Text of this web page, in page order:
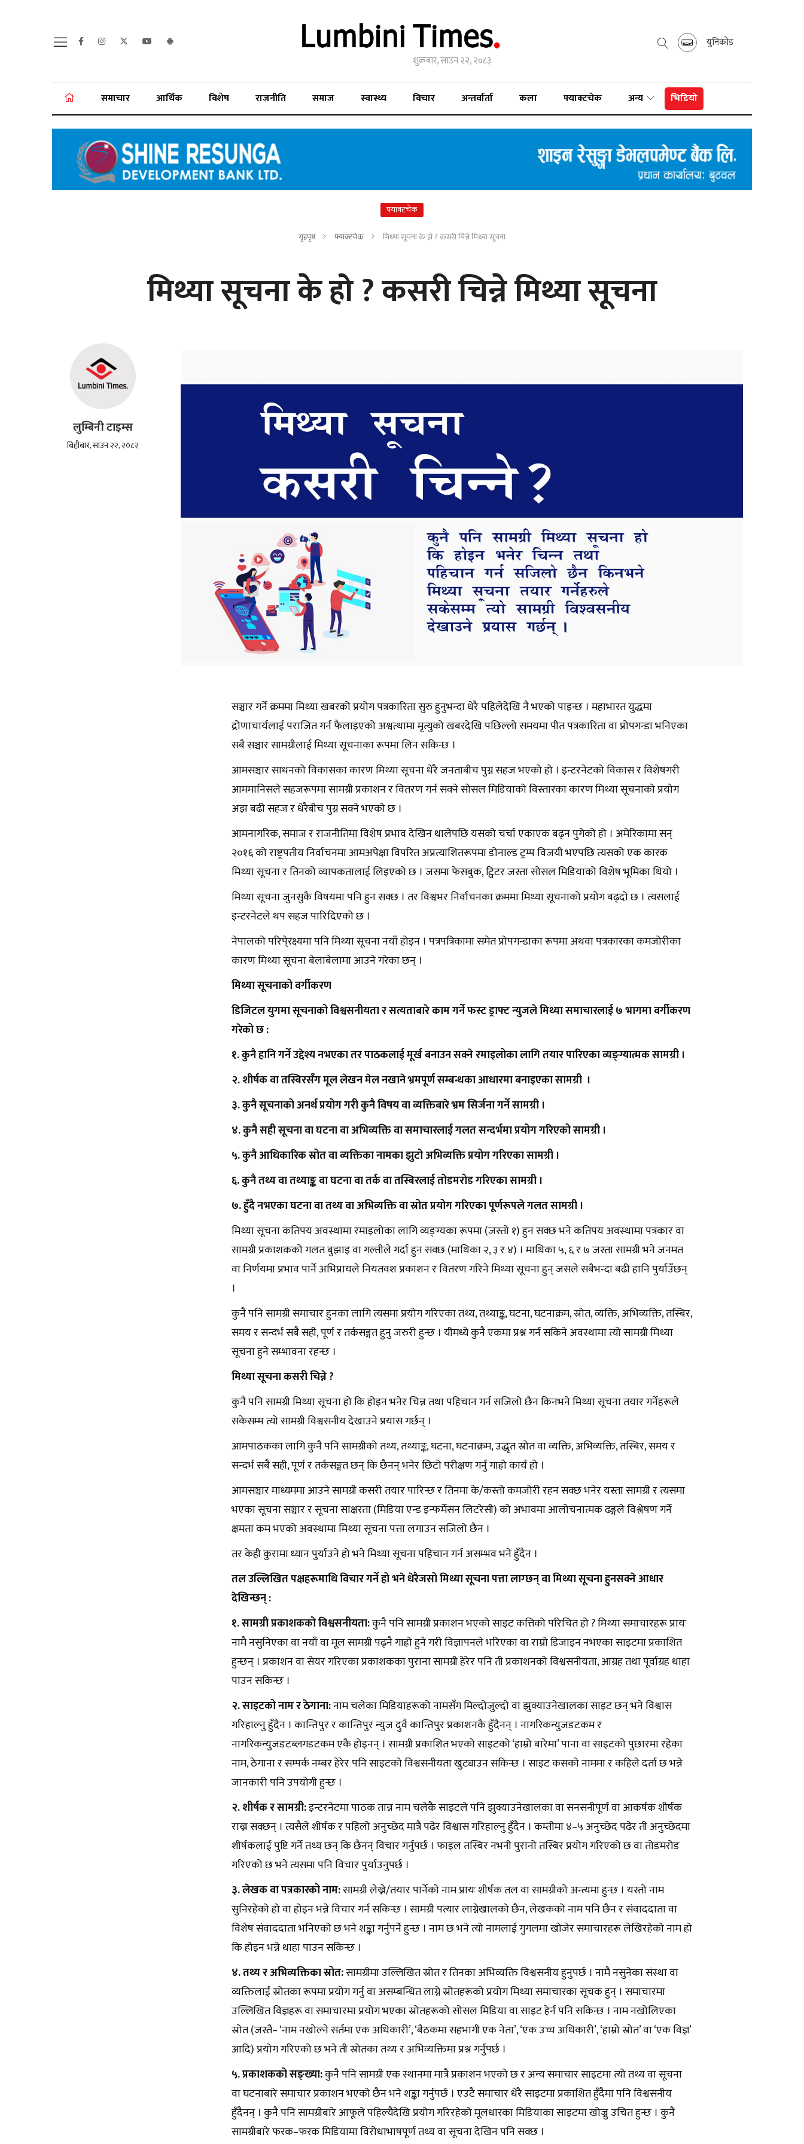
शुक्रबार, साउन २२, २०८३
युनिकोड
समाचार आर्थिक विशेष राजनीति समाज स्वास्थ्य विचार अन्तर्वार्ता कला फ्याक्टचेक अन्य भिडियो
फ्याक्टचेक
गृहपृष्ठ फ्याक्टचेक मिथ्या सूचना के हो ? कसरी चिन्ने मिथ्या सूचना
मिथ्या सूचना के हो ? कसरी चिन्ने मिथ्या सूचना
लुम्बिनी टाइम्स
बिहीबार, साउन २२, २०८२
सञ्चार गर्ने क्रममा मिथ्या खबरको प्रयोग पत्रकारिता सुरु हुनुभन्दा धेरै पहिलेदेखि नै भएको पाइन्छ । महाभारत युद्धमा
द्रोणाचार्यलाई पराजित गर्न फैलाइएको अश्वत्थामा मृत्युको खबरदेखि पछिल्लो समयमा पीत पत्रकारिता वा प्रोपगन्डा भनिएका
सबै सञ्चार सामग्रीलाई मिथ्या सूचनाका रूपमा लिन सकिन्छ ।
आमसञ्चार साधनको विकासका कारण मिथ्या सूचना धेरै जनताबीच पुग्न सहज भएको हो । इन्टरनेटको विकास र विशेषगरी
आममानिसले सहजरूपमा सामग्री प्रकाशन र वितरण गर्न सक्ने सोसल मिडियाको विस्तारका कारण मिथ्या सूचनाको प्रयोग
अझ बढी सहज र धेरैबीच पुग्न सक्ने भएको छ ।
आमनागरिक, समाज र राजनीतिमा विशेष प्रभाव देखिन थालेपछि यसको चर्चा एकाएक बढ्न पुगेको हो । अमेरिकामा सन्
२०१६ को राष्ट्रपतीय निर्वाचनमा आमअपेक्षा विपरित अप्रत्याशितरूपमा डोनाल्ड ट्रम्प विजयी भएपछि त्यसको एक कारक
मिथ्या सूचना र तिनको व्यापकतालाई लिइएको छ । जसमा फेसबुक, ट्विटर जस्ता सोसल मिडियाको विशेष भूमिका थियो ।
मिथ्या सूचना जुनसुकै विषयमा पनि हुन सक्छ । तर विश्वभर निर्वाचनका क्रममा मिथ्या सूचनाको प्रयोग बढ्दो छ । त्यसलाई
इन्टरनेटले थप सहज पारिदिएको छ ।
नेपालको परिपे्रक्ष्यमा पनि मिथ्या सूचना नयाँ होइन । पत्रपत्रिकामा समेत प्रोपगन्डाका रूपमा अथवा पत्रकारका कमजोरीका
कारण मिथ्या सूचना बेलाबेलामा आउने गरेका छन् ।
मिथ्या सूचनाको वर्गीकरण
डिजिटल युगमा सूचनाको विश्वसनीयता र सत्यताबारे काम गर्ने फस्ट ड्राफ्ट न्युजले मिथ्या समाचारलाई ७ भागमा वर्गीकरण
गरेको छ :
१. कुनै हानि गर्ने उद्देश्य नभएका तर पाठकलाई मूर्ख बनाउन सक्ने रमाइलोका लागि तयार पारिएका व्यङ्ग्यात्मक सामग्री ।
२. शीर्षक वा तस्बिरसँग मूल लेखन मेल नखाने भ्रमपूर्ण सम्बन्धका आधारमा बनाइएका सामग्री ।
३. कुनै सूचनाको अनर्थ प्रयोग गरी कुनै विषय वा व्यक्तिबारे भ्रम सिर्जना गर्ने सामग्री ।
४. कुनै सही सूचना वा घटना वा अभिव्यक्ति वा समाचारलाई गलत सन्दर्भमा प्रयोग गरिएको सामग्री ।
५. कुनै आधिकारिक स्रोत वा व्यक्तिका नामका झुटो अभिव्यक्ति प्रयोग गरिएका सामग्री ।
६. कुनै तथ्य वा तथ्याङ्क वा घटना वा तर्क वा तस्बिरलाई तोडमरोड गरिएका सामग्री ।
७. हुँदै नभएका घटना वा तथ्य वा अभिव्यक्ति वा स्रोत प्रयोग गरिएका पूर्णरूपले गलत सामग्री ।
मिथ्या सूचना कतिपय अवस्थामा रमाइलोका लागि व्यङ्ग्यका रूपमा (जस्तो १) हुन सक्छ भने कतिपय अवस्थामा पत्रकार वा
सामग्री प्रकाशकको गलत बुझाइ वा गल्तीले गर्दा हुन सक्छ (माथिका २, ३ र ४) । माथिका ५, ६ र ७ जस्ता सामग्री भने जनमत
वा निर्णयमा प्रभाव पार्ने अभिप्रायले नियतवश प्रकाशन र वितरण गरिने मिथ्या सूचना हुन् जसले सबैभन्दा बढी हानि पुर्याउँछन्
।
कुनै पनि सामग्री समाचार हुनका लागि त्यसमा प्रयोग गरिएका तथ्य, तथ्याङ्क, घटना, घटनाक्रम, स्रोत, व्यक्ति, अभिव्यक्ति, तस्बिर,
समय र सन्दर्भ सबै सही, पूर्ण र तर्कसङ्गत हुनु जरुरी हुन्छ । यीमध्ये कुनै एकमा प्रश्न गर्न सकिने अवस्थामा त्यो सामग्री मिथ्या
सूचना हुने सम्भावना रहन्छ ।
मिथ्या सूचना कसरी चिन्ने ?
कुनै पनि सामग्री मिथ्या सूचना हो कि होइन भनेर चिन्न तथा पहिचान गर्न सजिलो छैन किनभने मिथ्या सूचना तयार गर्नेहरूले
सकेसम्म त्यो सामग्री विश्वसनीय देखाउने प्रयास गर्छन् ।
आमपाठकका लागि कुनै पनि सामग्रीको तथ्य, तथ्याङ्क, घटना, घटनाक्रम, उद्धृत स्रोत वा व्यक्ति, अभिव्यक्ति, तस्बिर, समय र
सन्दर्भ सबै सही, पूर्ण र तर्कसङ्गत छन् कि छैनन् भनेर छिटो परीक्षण गर्नु गाह्रो कार्य हो ।
आमसञ्चार माध्यममा आउने सामग्री कसरी तयार पारिन्छ र तिनमा के/कस्तो कमजोरी रहन सक्छ भनेर यस्ता सामग्री र त्यसमा
भएका सूचना सञ्चार र सूचना साक्षरता (मिडिया एन्ड इन्फर्मेसन लिटरेसी) को अभावमा आलोचनात्मक ढङ्गले विश्लेषण गर्ने
क्षमता कम भएको अवस्थामा मिथ्या सूचना पत्ता लगाउन सजिलो छैन ।
तर केही कुरामा ध्यान पुर्याउने हो भने मिथ्या सूचना पहिचान गर्न असम्भव भने हुँदैन ।
तल उल्लिखित पक्षहरूमाथि विचार गर्ने हो भने धेरैजसो मिथ्या सूचना पत्ता लाग्छन् वा मिथ्या सूचना हुनसक्ने आधार
देखिन्छन् :
१. सामग्री प्रकाशकको विश्वसनीयता:कुनै पनि सामग्री प्रकाशन भएको साइट कत्तिको परिचित हो ? मिथ्या समाचारहरू प्रायः
नामै नसुनिएका वा नयाँ वा मूल सामग्री पढ्नै गाह्रो हुने गरी विज्ञापनले भरिएका वा राम्रो डिजाइन नभएका साइटमा प्रकाशित
हुन्छन् । प्रकाशन वा सेयर गरिएका प्रकाशकका पुराना सामग्री हेरेर पनि ती प्रकाशनको विश्वसनीयता, आग्रह तथा पूर्वाग्रह थाहा
पाउन सकिन्छ ।
२. साइटको नाम र ठेगाना:नाम चलेका मिडियाहरूको नामसँग मिल्दोजुल्दो वा झुक्याउनेखालका साइट छन् भने विश्वास
गरिहाल्नु हुँदैन । कान्तिपुर र कान्तिपुर न्युज दुवै कान्तिपुर प्रकाशनकै हुँदैनन् । नागरिकन्युजडटकम र
नागरिकन्युजडटब्लगडटकम एकै होइनन् । सामग्री प्रकाशित भएको साइटको ‘हाम्रो बारेमा’ पाना वा साइटको पुछारमा रहेका
नाम, ठेगाना र सम्पर्क नम्बर हेरेर पनि साइटको विश्वसनीयता खुट्याउन सकिन्छ । साइट कसको नाममा र कहिले दर्ता छ भन्ने
जानकारी पनि उपयोगी हुन्छ ।
२. शीर्षक र सामग्री:इन्टरनेटमा पाठक तान्न नाम चलेकै साइटले पनि झुक्याउनेखालका वा सनसनीपूर्ण वा आकर्षक शीर्षक
राख्न सक्छन् । त्यसैले शीर्षक र पहिलो अनुच्छेद मात्रै पढेर विश्वास गरिहाल्नु हुँदैन । कम्तीमा ४–५ अनुच्छेद पढेर ती अनुच्छेदमा
शीर्षकलाई पुष्टि गर्ने तथ्य छन् कि छैनन् विचार गर्नुपर्छ । फाइल तस्बिर नभनी पुरानो तस्बिर प्रयोग गरिएको छ वा तोडमरोड
गरिएको छ भने त्यसमा पनि विचार पुर्याउनुपर्छ ।
३. लेखक वा पत्रकारको नाम:सामग्री लेख्ने/तयार पार्नेको नाम प्रायः शीर्षक तल वा सामग्रीको अन्त्यमा हुन्छ । यस्तो नाम
सुनिरहेको हो वा होइन भन्ने विचार गर्न सकिन्छ । सामग्री पत्यार लाग्नेखालको छैन, लेखकको नाम पनि छैन र संवाददाता वा
विशेष संवाददाता भनिएको छ भने शङ्का गर्नुपर्ने हुन्छ । नाम छ भने त्यो नामलाई गुगलमा खोजेर समाचारहरू लेखिरहेको नाम हो
कि होइन भन्ने थाहा पाउन सकिन्छ ।
४. तथ्य र अभिव्यक्तिका स्रोत:सामग्रीमा उल्लिखित स्रोत र तिनका अभिव्यक्ति विश्वसनीय हुनुपर्छ । नामै नसुनेका संस्था वा
व्यक्तिलाई स्रोतका रूपमा प्रयोग गर्नु वा असम्बन्धित लाग्ने स्रोतहरूको प्रयोग मिथ्या समाचारका सूचक हुन् । समाचारमा
उल्लिखित विज्ञहरू वा समाचारमा प्रयोग भएका स्रोतहरूको सोसल मिडिया वा साइट हेर्न पनि सकिन्छ । नाम नखोलिएका
स्रोत (जस्तै– ‘नाम नखोल्ने सर्तमा एक अधिकारी’, ‘बैठकमा सहभागी एक नेता’, ‘एक उच्च अधिकारी’, ‘हाम्रो स्रोत’ वा ‘एक विज्ञ’
आदि) प्रयोग गरिएको छ भने ती स्रोतका तथ्य र अभिव्यक्तिमा प्रश्न गर्नुपर्छ ।
५. प्रकाशकको सङ्ख्या:कुनै पनि सामग्री एक स्थानमा मात्रै प्रकाशन भएको छ र अन्य समाचार साइटमा त्यो तथ्य वा सूचना
वा घटनाबारे समाचार प्रकाशन भएको छैन भने शङ्का गर्नुपर्छ । एउटै समाचार धेरै साइटमा प्रकाशित हुँदैमा पनि विश्वसनीय
हुँदैनन् । कुनै पनि सामग्रीबारे आफूले पहिल्यैदेखि प्रयोग गरिरहेको मूलधारका मिडियाका साइटमा खोज्नु उचित हुन्छ । कुनै
सामग्रीबारे फरक–फरक मिडियामा विरोधाभाषपूर्ण तथ्य वा सूचना देखिन पनि सक्छ ।